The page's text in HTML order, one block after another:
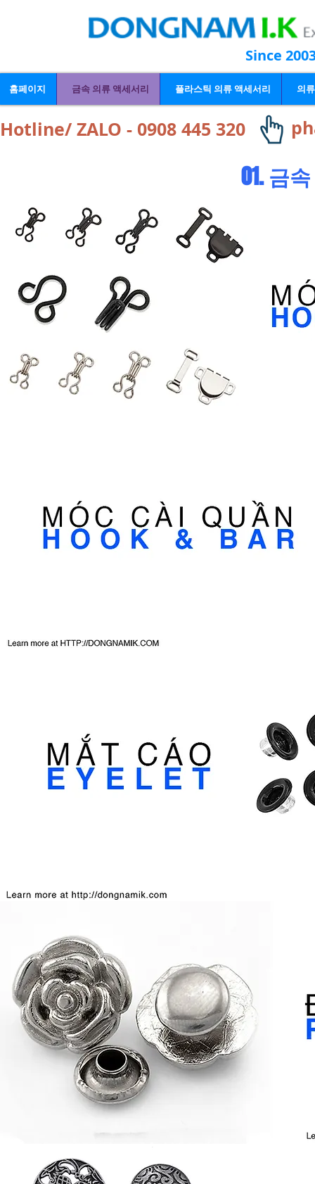
Since
홈페이지 금속 의류 액세서리 플라스틱 의류 액세서리 의
Hotline/ ZALO - 0908 445 320
01.금